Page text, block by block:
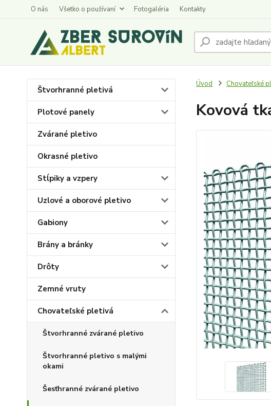
O nás Všetko o používaní Fotogaléria Kontakty
Štvorhranné pletivá
Plotové panely
Zvárané pletivo
Okrasné pletivo
Stĺpiky a vzpery
Uzlové a oborové pletivo
Gabiony
Brány a bránky
Drôty
Zemné vruty
Chovateľské pletivá
Štvorhranné zvárané pletivo
Štvorhranné pletivo s malými
okami
Šesťhranné zvárané pletivo
Úvod Chovateľské
Kovová